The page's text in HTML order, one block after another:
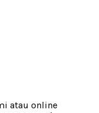
atau online